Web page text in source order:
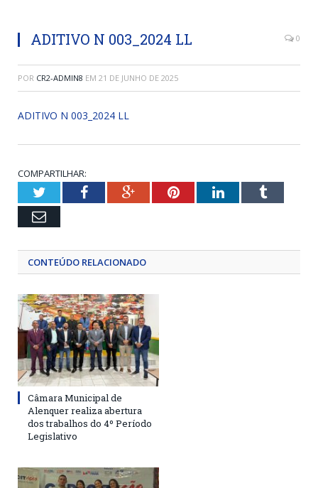
ADITIVO N 003_2024 LL 0
POR CR2-ADMIN8 EM 21 DE JUNHO DE 2025
ADITIVO N 003_2024 LL
COMPARTILHAR:
TwitterFacebookGoogle+PinterestLinkedInTumblr
Email
CONTEÚDO RELACIONADO
Câmara Municipal de
Alenquer realiza abertura
dos trabalhos do 4º Período
Legislativo